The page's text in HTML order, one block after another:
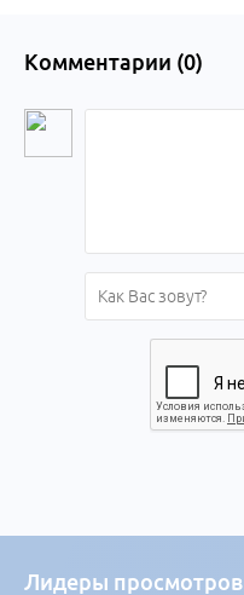
Комментарии (0)
Лидеры просмотров